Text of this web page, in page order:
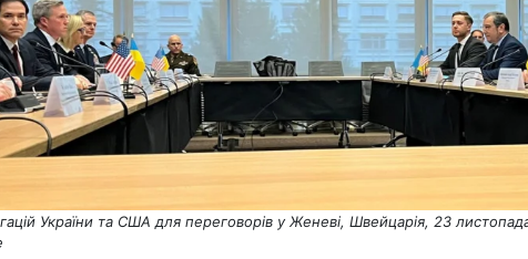
України та США для переговорів у Женеві, Швейцарія, 23